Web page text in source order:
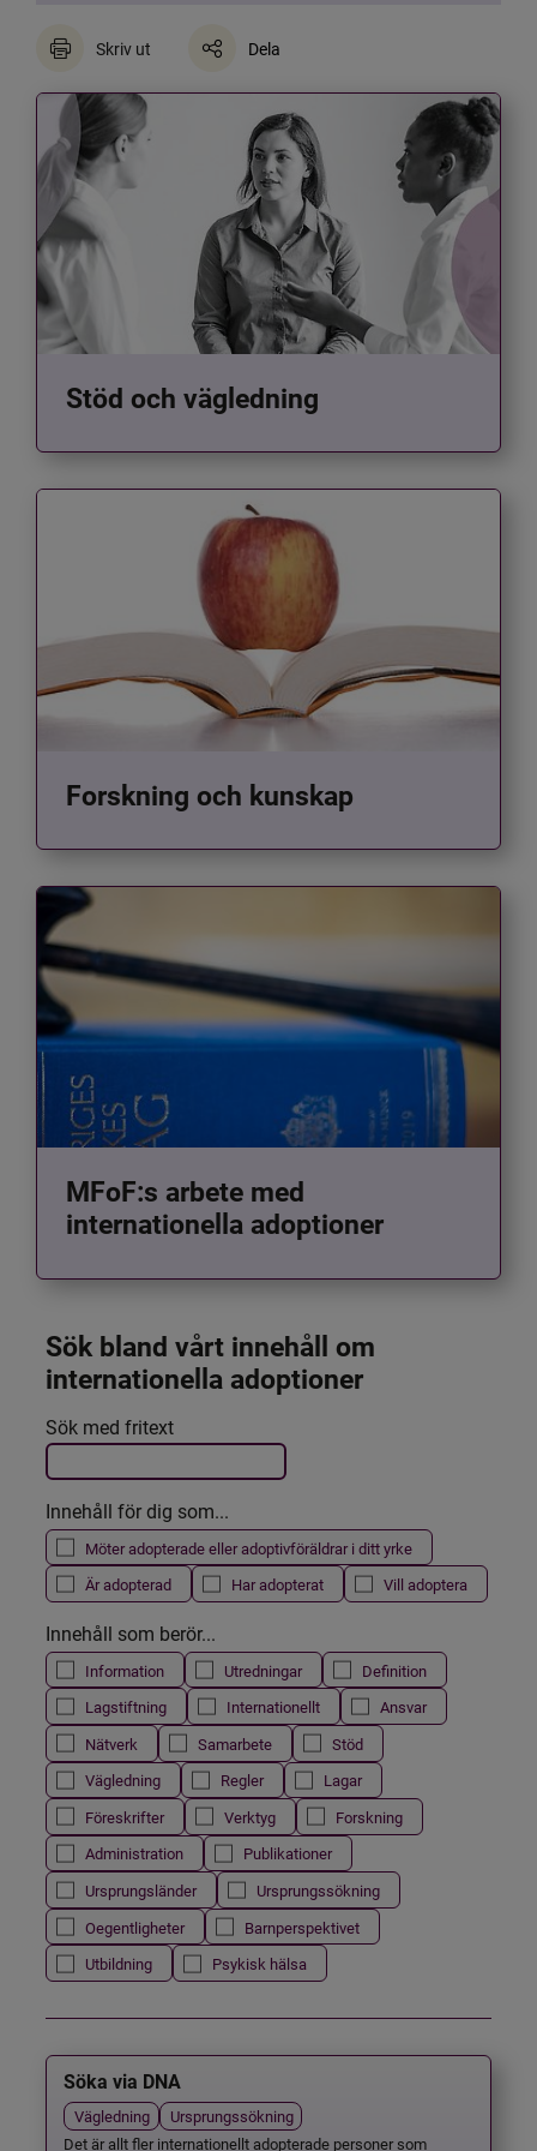
Skriv ut Dela
Stöd och vägledning
Forskning och kunskap
MFoF:s arbete med
internationella adoptioner
Sök bland vårt innehåll om
internationella adoptioner
Filtrera resultatet
Det här formuläret postas automatiskt
Sök med fritext
Innehåll för dig som...
Möter adopterade eller adoptivföräldrar i ditt yrke
Är adopterad
Har adopterat Vill adoptera
Innehåll som berör...
Information Utredningar
Definition
Lagstiftning
Internationellt
Ansvar
Nätverk
Samarbete
Stöd
Vägledning
Regler
Lagar
Föreskrifter
Verktyg
Forskning
Administration
Publikationer
Ursprungsländer
Ursprungssökning
Oegentligheter
Barnperspektivet
Utbildning
Psykisk hälsa
Söka via DNA
Vägledning
Ursprungssökning
Det är allt fler internationellt adopterade personer som